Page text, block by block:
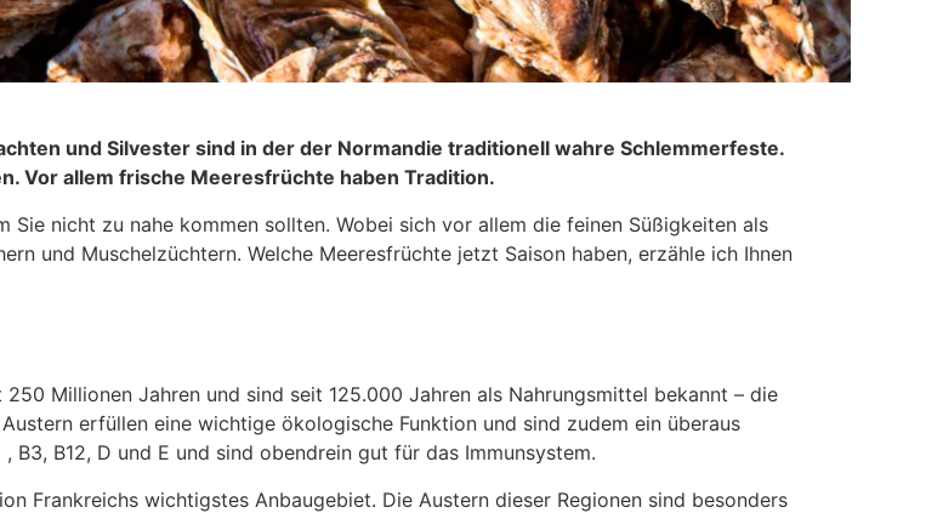
und Silvester sind in der der Normandie traditionell wahre Schlemmerfeste.
Vor allem frische Meeresfrüchte haben Tradition.
Sie nicht zu nahe kommen sollten. Wobei sich vor allem die feinen Süßigkeiten als
und Muschelzüchtern. Welche Meeresfrüchte jetzt Saison haben, erzähle ich Ihnen
Millionen Jahren und sind seit 125.000 Jahren als Nahrungsmittel bekannt – die
erfüllen eine wichtige ökologische Funktion und sind zudem ein überaus
B3, B12, D und E und sind obendrein gut für das Immunsystem.
Frankreichs wichtigstes Anbaugebiet. Die Austern dieser Regionen sind besonders